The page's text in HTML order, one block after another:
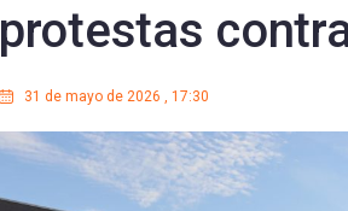
protestas
31 de mayo de 2026 , 17:30